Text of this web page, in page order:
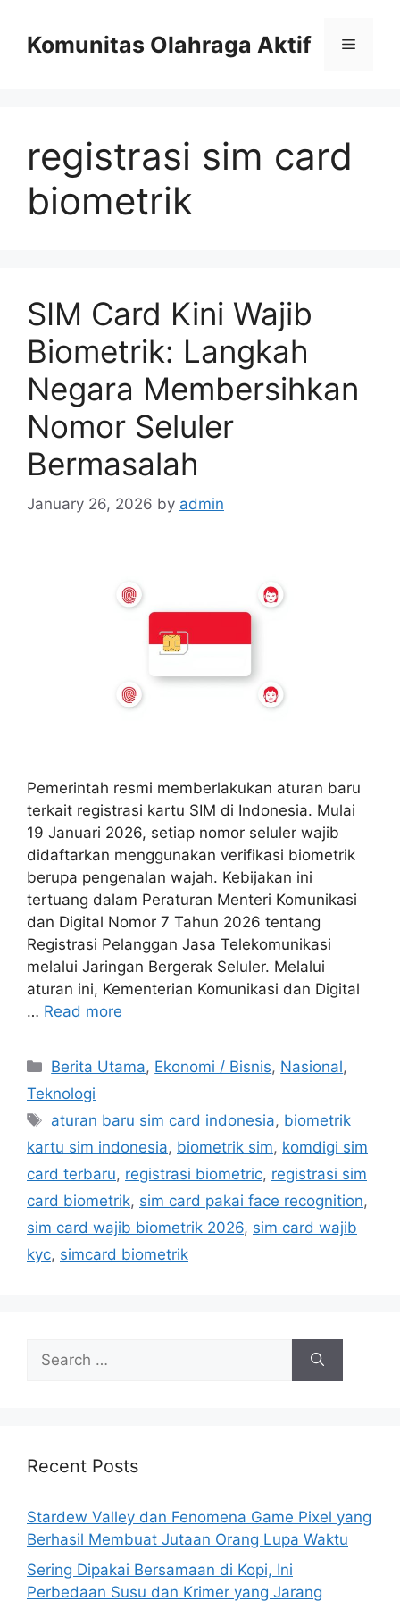
contentKomunitas Olahraga Aktif Menu
registrasi sim card
biometrik
SIM Card Kini Wajib
Biometrik: Langkah
Negara Membersihkan
Nomor Seluler
Bermasalah
January 26, 2026 by admin
Pemerintah resmi memberlakukan aturan baru
terkait registrasi kartu SIM di Indonesia. Mulai
19 Januari 2026, setiap nomor seluler wajib
didaftarkan menggunakan verifikasi biometrik
berupa pengenalan wajah. Kebijakan ini
tertuang dalam Peraturan Menteri Komunikasi
dan Digital Nomor 7 Tahun 2026 tentang
Registrasi Pelanggan Jasa Telekomunikasi
melalui Jaringan Bergerak Seluler. Melalui
aturan ini, Kementerian Komunikasi dan Digital
… Read more
C
a
e
g
o
r
s
Berita Utama, Ekonomi / Bisnis, Nasional,
Teknologi
T
a
s
aturan baru sim card indonesia, biometrik
kartu sim indonesia, biometrik sim, komdigi sim
card terbaru, registrasi biometric, registrasi sim
card biometrik, sim card pakai face recognition,
sim card wajib biometrik 2026, sim card wajib
kyc, simcard biometrik
h
r
:
Recent Posts
Stardew Valley dan Fenomena Game Pixel yang
Berhasil Membuat Jutaan Orang Lupa Waktu
Sering Dipakai Bersamaan di Kopi, Ini
Perbedaan Susu dan Krimer yang Jarang